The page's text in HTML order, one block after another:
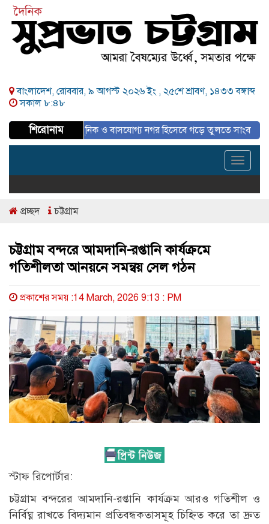
বাংলাদেশ, রোববার, ৯ আগস্ট ২০২৬ ইং , ২৫শে শ্রাবণ, ১৪৩৩ বঙ্গাব্দ
সকাল ৮:৪৮
শিরোনাম
আধুনিক ও বাসযোগ্য নগর হিসেবে গড়ে তুলতে সাংবাদিকদের
Toggle
প্রচ্ছদ চট্টগ্রাম
চট্টগ্রাম বন্দরে আমদানি-রপ্তানি কার্যক্রমে
গতিশীলতা আনয়নে সমন্বয় সেল গঠন
প্রকাশের সময় :14 March, 2026 9:13 : PM
স্টাফ রিপোর্টার:
চট্টগ্রাম বন্দরের আমদানি-রপ্তানি কার্যক্রম আরও গতিশীল ও
নির্বিঘ্ন রাখতে বিদ্যমান প্রতিবন্ধকতাসমূহ চিহ্নিত করে তা দ্রুত